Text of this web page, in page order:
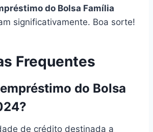
do Bolsa Família
significativamente. Boa sorte!
Frequentes
do Bolsa
de crédito destinada a